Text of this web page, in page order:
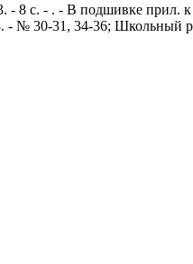
8 с. - . - В подшивке прил.
- № 30-31, 34-36;